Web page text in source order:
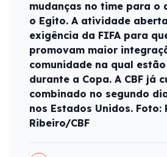
mudanças no time para o
o Egito. A atividade
exigência da FIFA para
promovam maior
comunidade na qual
durante a Copa. A CBF já
combinado no segundo
nos Estados Unidos. Foto:
Ribeiro/CBF